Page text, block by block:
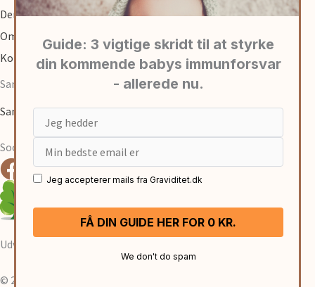
Den første tid med baby
Om
Kontakt
Samarbejde
Samarbejde med graviditet.dk
Social
© 2026 Graviditet.
Udviklet af:
Jeg accepterer mails fra Graviditet.dk
We don't do spam